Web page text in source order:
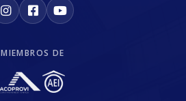
MIEMBROS DE